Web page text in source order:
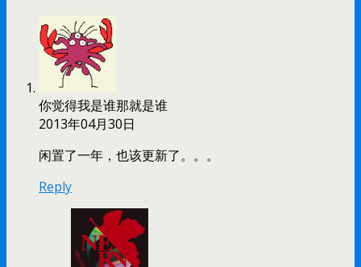
你觉得我是谁那就是谁
2013年04月30日
闲置了一年，也该更新了。。。
Reply